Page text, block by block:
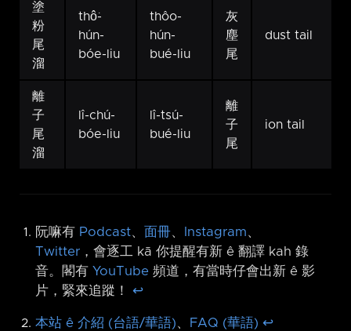
塗
粉
尾
溜
thô͘-
hún-
bóe-liu
thôo-
hún-
bué-liu
灰
塵
尾
dust tail
離
子
尾
溜
lî-chú-
bóe-liu
lî-tsú-
bué-liu
離
子
尾
ion tail
阮嘛有 Podcast、 面冊、 Instagram、
Twitter ，會逐工 kā 你提醒有新 ê 翻譯 kah 錄
音。閣有 YouTube 頻道，有當時仔會出新 ê 影
片，緊來追蹤！ ↩︎
本站 ê 介紹 (台語/華語)、 FAQ (華語) ↩︎